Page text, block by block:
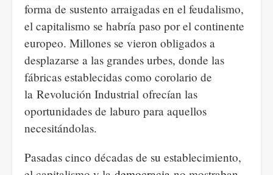
forma de sustento arraigadas en el feudalismo,
el capitalismo se habría paso por el continente
europeo. Millones se vieron obligados a
desplazarse a las grandes urbes, donde las
fábricas establecidas como corolario de
la Revolución Industrial ofrecían las
oportunidades de laburo para aquellos
necesitándolas.
Pasadas cinco décadas de su establecimiento,